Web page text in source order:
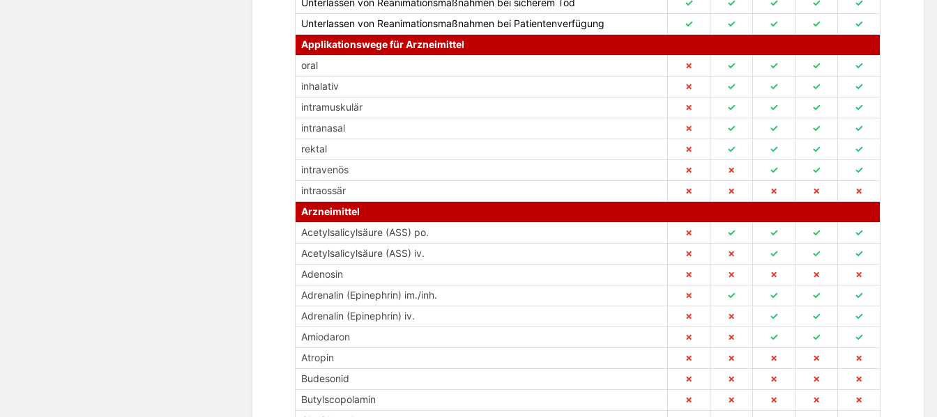
Unterlassen von Reanimationsmaßnahmen bei sicherem Tod
✓ ✓ ✓ ✓
✓
Unterlassen von Reanimationsmaßnahmen bei Patientenverfügung
✓ ✓ ✓ ✓
✓
Applikationswege für Arzneimittel
oral
✗ ✓ ✓ ✓
✓
inhalativ
✗ ✓ ✓ ✓
✓
intramuskulär
✗ ✓ ✓ ✓
✓
intranasal
✗ ✓ ✓ ✓
✓
rektal
✗ ✓ ✓ ✓
✓
intravenös
✗ ✗ ✓ ✓
✓
intraossär
✗ ✗ ✗ ✗
✗
Arzneimittel
Acetylsalicylsäure (ASS) po.
✗ ✓ ✓ ✓
✓
Acetylsalicylsäure (ASS) iv.
✗ ✗ ✓ ✓
✓
Adenosin
✗ ✗ ✗ ✗
✗
Adrenalin (Epinephrin) im./inh.
✗ ✓ ✓ ✓
✓
Adrenalin (Epinephrin) iv.
✗ ✗ ✓ ✓
✓
Amiodaron
✗ ✗ ✓ ✓
✓
Atropin
✗ ✗ ✗ ✗
✗
Budesonid
✗ ✗ ✗ ✗
✗
Butylscopolamin
✗ ✗ ✗ ✗
✗